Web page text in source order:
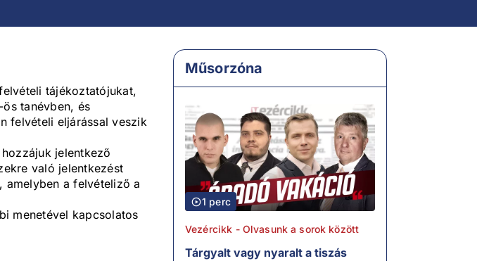
tájékoztatójukat,
tanévben, és
felvételi eljárással veszik
jelentkező
való jelentkezést
a felvételiző a
menetével kapcsolatos
Műsorzóna
1 perc
Vezércikk - Olvasunk a sorok között
Tárgyalt vagy nyaralt a tiszás